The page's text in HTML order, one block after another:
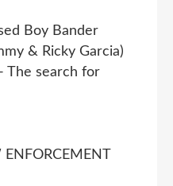
Boy Bander
& Ricky Garcia)
The search for
ENFORCEMENT